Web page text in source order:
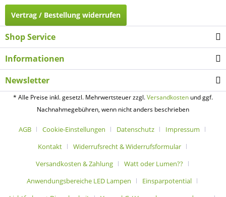
Vertrag / Bestellung widerrufen
Shop Service
Informationen
Newsletter
* Alle Preise inkl. gesetzl. Mehrwertsteuer zzgl.Versandkosten und ggf.
Nachnahmegebühren, wenn nicht anders beschrieben
AGB Cookie-Einstellungen Datenschutz
Impressum
Kontakt
Widerrufsrecht & Widerrufsformular
Versandkosten & Zahlung
Watt oder Lumen??
Anwendungsbereiche LED Lampen
Einsparpotential